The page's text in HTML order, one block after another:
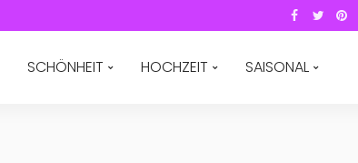
SCHÖNHEIT HOCHZEIT SAISONAL